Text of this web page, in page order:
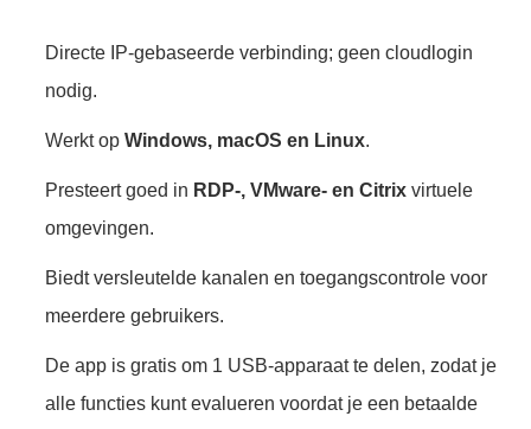
Directe IP-gebaseerde verbinding; geen cloudlogin
nodig.
Werkt op Windows, macOS en Linux.
Presteert goed in RDP-, VMware- en Citrix virtuele
omgevingen.
Biedt versleutelde kanalen en toegangscontrole voor
meerdere gebruikers.
De app is gratis om 1 USB-apparaat te delen, zodat je
alle functies kunt evalueren voordat je een betaalde